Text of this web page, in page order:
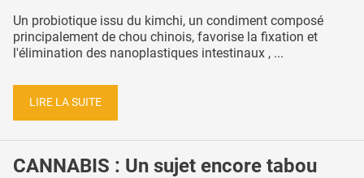
Un probiotique issu du kimchi, un condiment composé
principalement de chou chinois, favorise la fixation et
l'élimination des nanoplastiques intestinaux , ...
LIRE LA SUITE
CANNABIS : Un sujet encore tabou